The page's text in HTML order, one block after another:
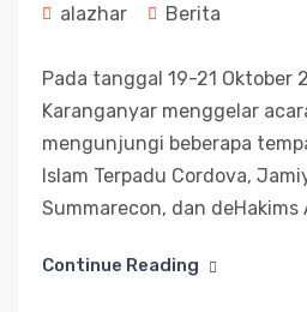
alazhar Berita
Pada tanggal 19-21 Oktober
Karanganyar menggelar
mengunjungi beberapa
Islam Terpadu Cordova,
Summarecon, dan deHakims
Continue Reading